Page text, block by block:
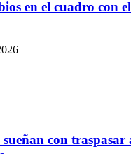
en el cuadro con
sueñan con